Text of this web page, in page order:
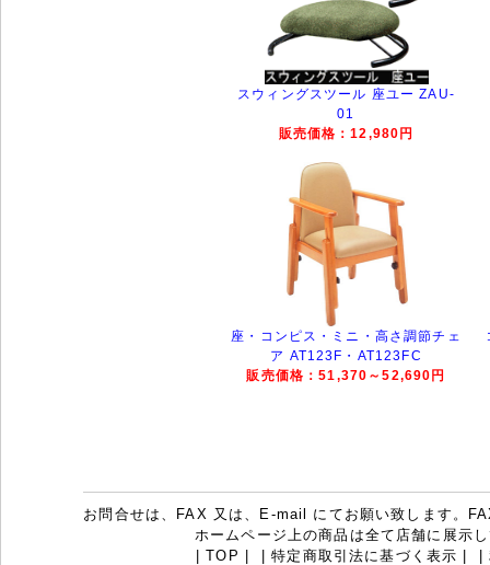
スウィングスツール 座ユー ZAU-
01
販売価格：12,980円
座・コンピス・ミニ・高さ調節チェ
ア AT123F・AT123FC
販売価格：51,370～52,690円
お問合せは、FAX 又は、E-mail にてお願い致します。
ホームページ上の商品は全て店舗に展示
|TOP |特定商取引法に基づく表示 |